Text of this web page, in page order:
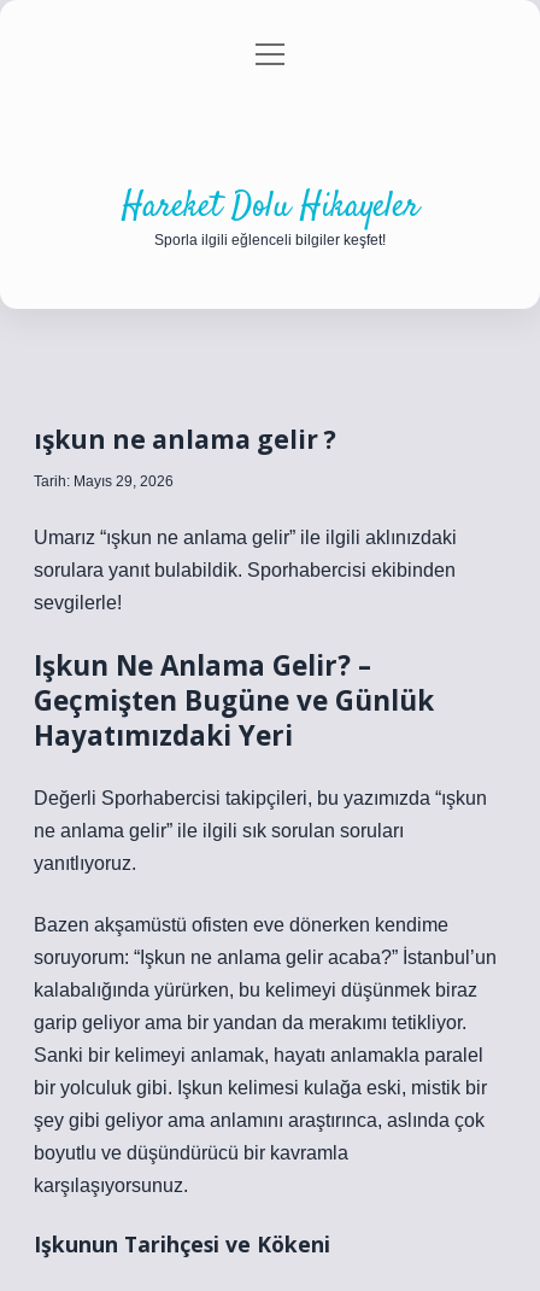
Gizlilik Politikası
menüyü
Hareket Dolu Hikayeler
Sporla ilgili eğlenceli bilgiler keşfet!
ışkun ne anlama gelir ?
Tarih: Mayıs 29, 2026
Umarız “ışkun ne anlama gelir” ile ilgili aklınızdaki
sorulara yanıt bulabildik. Sporhabercisi ekibinden
sevgilerle!
Işkun Ne Anlama Gelir? –
Geçmişten Bugüne ve Günlük
Hayatımızdaki Yeri
Değerli Sporhabercisi takipçileri, bu yazımızda “ışkun
ne anlama gelir” ile ilgili sık sorulan soruları
yanıtlıyoruz.
Bazen akşamüstü ofisten eve dönerken kendime
soruyorum: “Işkun ne anlama gelir acaba?” İstanbul’un
kalabalığında yürürken, bu kelimeyi düşünmek biraz
garip geliyor ama bir yandan da merakımı tetikliyor.
Sanki bir kelimeyi anlamak, hayatı anlamakla paralel
bir yolculuk gibi. Işkun kelimesi kulağa eski, mistik bir
şey gibi geliyor ama anlamını araştırınca, aslında çok
boyutlu ve düşündürücü bir kavramla
karşılaşıyorsunuz.
Işkunun Tarihçesi ve Kökeni